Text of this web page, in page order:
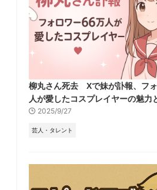
柳丸さん死去 Xで妹が訃報、フ
人が愛したコスプレイヤーの魅力
2025/9/27
芸人・タレント